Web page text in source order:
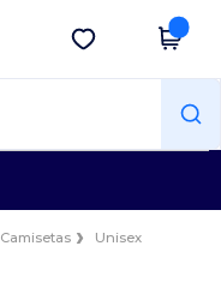
Descargar app
Camisetas
Unisex